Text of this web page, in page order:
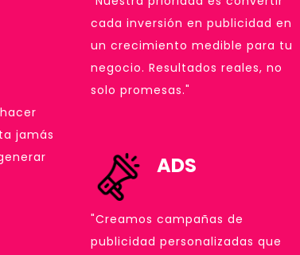
jamás
cada inversión en publicidad en
un crecimiento medible para tu
negocio. Resultados reales, no
solo promesas."
ADS
"Creamos campañas de
publicidad personalizadas que